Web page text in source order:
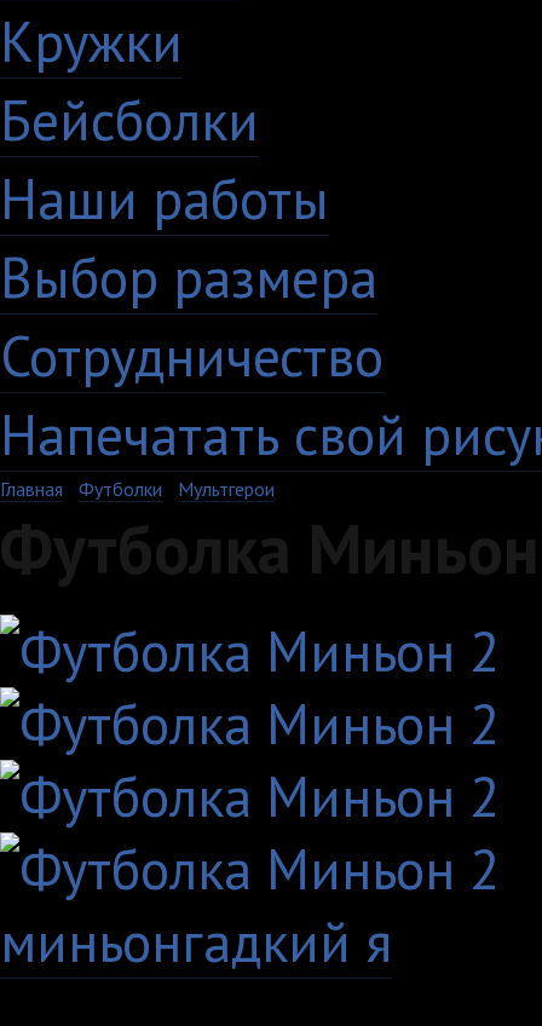
Кружки
Бейсболки
Наши работы
Выбор размера
Сотрудничество
Напечатать свой
Главная Футболки Мультгерои
Футболка
миньонгадкий я